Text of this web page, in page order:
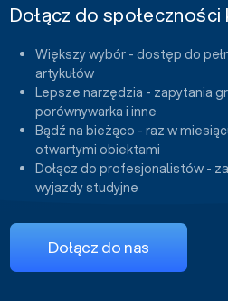
Dołącz do
Większy wybór - dostęp do
artykułów
Lepsze narzędzia - zapytania
porównywarka i inne
Bądź na bieżąco - raz w
otwartymi obiektami
Dołącz do profesjonalistów -
wyjazdy studyjne
Dołącz do nas